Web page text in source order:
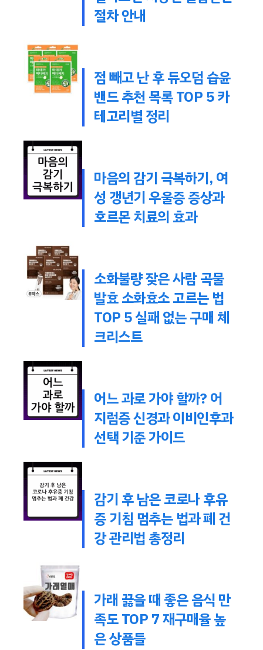
절차 안내
점 빼고 난 후 듀오덤 습윤
밴드 추천 목록 TOP 5 카
테고리별 정리
마음의 감기 극복하기, 여
성 갱년기 우울증 증상과
호르몬 치료의 효과
소화불량 잦은 사람 곡물
발효 소화효소 고르는 법
TOP 5 실패 없는 구매 체
크리스트
어느 과로 가야 할까? 어
지럼증 신경과 이비인후과
선택 기준 가이드
감기 후 남은 코로나 후유
증 기침 멈추는 법과 폐 건
강 관리법 총정리
가래 끓을 때 좋은 음식 만
족도 TOP 7 재구매율 높
은 상품들